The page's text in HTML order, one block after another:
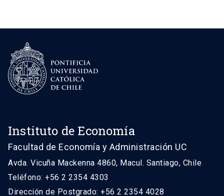
Instituto de Economía
Facultad de Economía y Administración UC
Avda. Vicuña Mackenna 4860, Macul. Santiago, Chile
Teléfono: +56 2 2354 4303
Dirección de Postgrado: +56 2 2354 4028